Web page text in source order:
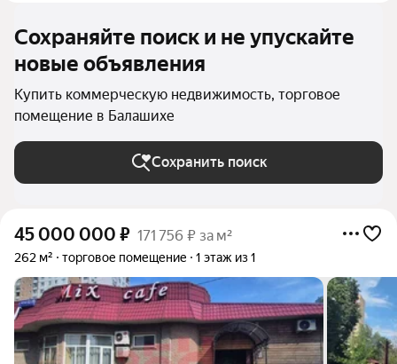
Сохраняйте поиск и не упускайте
новые объявления
Купить коммерческую недвижимость, торговое
помещение в Балашихе
Сохранить поиск
45 000 000 ₽ 171 756 ₽ за м²
262 м² торговое помещение 1 этаж из 1